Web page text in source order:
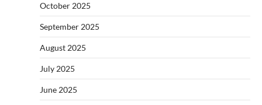
October 2025
September 2025
August 2025
July 2025
June 2025